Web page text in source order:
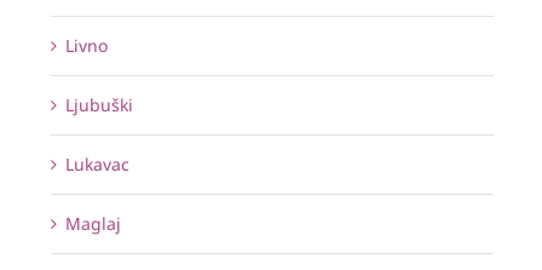
Livno
Ljubuški
Lukavac
Maglaj